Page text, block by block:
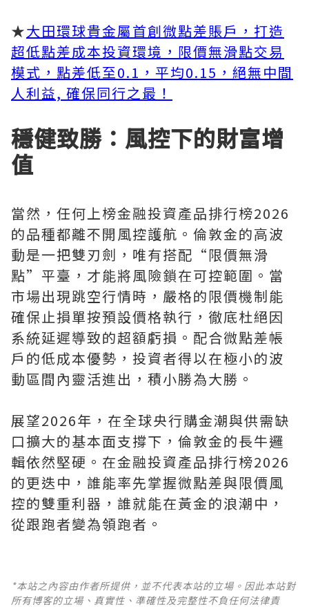
★大田環球貴金屬首創微點差賬戶，打造
超低點差成本投資環境，限價無滑點交易
模式，點差低至0.1，平均0.15，絕無中間
人利益, 確保同行之最！
穩健致勝：風控下的財富增
值
當然，任何上榜金融投資產品排行榜2026
的品種都離不開風控護航。倫敦金的高波
動是一把雙刃劍，唯有搭配“限價無滑
點”平臺，才能將風險鎖在可控範圍。當
市場出現跳空行情時，嚴格的限價機制能
確保止損單按預設價格執行，徹底杜絕因
系統延遲導致的超額虧損。配合微點差帳
戶的低成本優勢，投資者得以在極小的波
動區間內靈活進出，積小勝為大勝。
展望2026年，在全球央行購金潮與供需缺
口擴大的基本面支撐下，倫敦金的長牛邏
輯依然堅硬。在金融投資產品排行榜2026
的更迭中，誰能率先掌握微點差與限價風
控的雙重利器，誰就能在黃金的浪潮中，
從跟跑者變為領跑者。
*本站之內容由作者所提供，並不代表本站的立場。因此本站對
所有博客的立場、真實性、準確性及完整性不負任何法律責